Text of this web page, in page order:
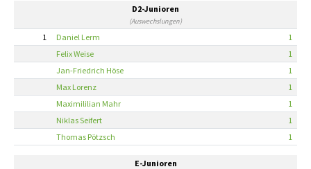
D2-Junioren
(Auswechslungen)
1 Daniel Lerm
1
Felix Weise
1
Jan-Friedrich Höse
1
Max Lorenz
1
Maximililian Mahr
1
Niklas Seifert
1
Thomas Pötzsch
1
E-Junioren